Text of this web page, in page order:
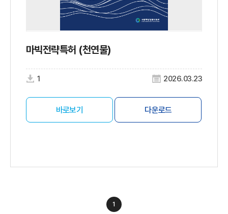
마빅전략특허 (천연물)
1 2026.03.23
바로보기 다운로드
1